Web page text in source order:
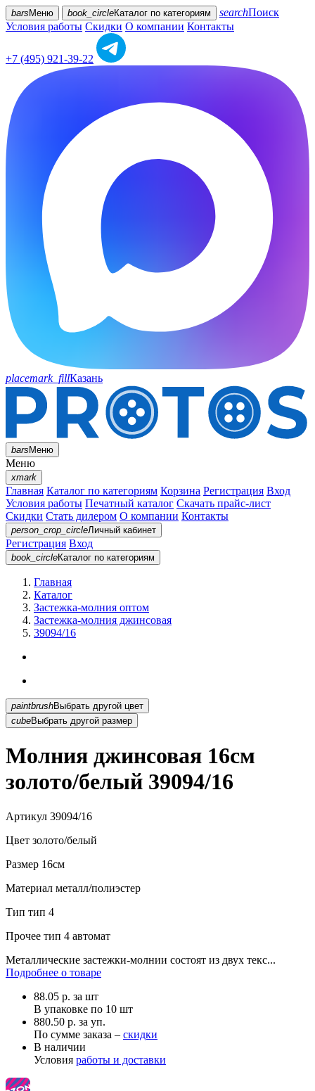
bars Меню book_circleКаталог по категориям searchПоиск
Условия работы Скидки О компании Контакты
+7 (495) 921-39-22
placemark_fillКазань
barsМеню
Меню
xmark
Главная Каталог по категориям Корзина Регистрация Вход
Условия работы Печатный каталог Скачать прайс-лист
Скидки Стать дилером О компании Контакты
person_crop_circleЛичный кабинет
Регистрация Вход
book_circleКаталог по категориям
Главная
Каталог
Застежка-молния оптом
Застежка-молния джинсовая
39094/16
paintbrush
Выбрать другой цвет
cubeВыбрать другой размер
Молния джинсовая 16см
золото/белый 39094/16
Артикул 39094/16
Цвет золото/белый
Размер 16см
Материал металл/полиэстер
Тип тип 4
Прочее тип 4 автомат
Металлические застежки-молнии состоят из двух текс...
Подробнее о товаре
88.05 р. за шт
В упаковке по 10 шт
880.50 р. за уп.
По сумме заказа – скидки
В наличии
Условия работы и доставки